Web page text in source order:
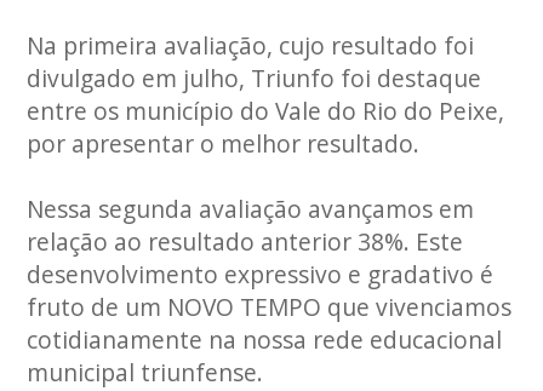
Na primeira avaliação, cujo resultado foi
divulgado em julho, Triunfo foi destaque
entre os município do Vale do Rio do Peixe,
por apresentar o melhor resultado.
Nessa segunda avaliação avançamos em
relação ao resultado anterior 38%. Este
desenvolvimento expressivo e gradativo é
fruto de um NOVO TEMPO que vivenciamos
cotidianamente na nossa rede educacional
municipal triunfense.